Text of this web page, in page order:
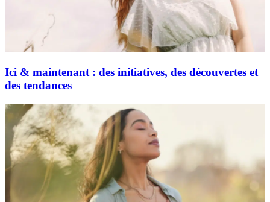
Ici & maintenant : des initiatives, des découvertes et
des tendances